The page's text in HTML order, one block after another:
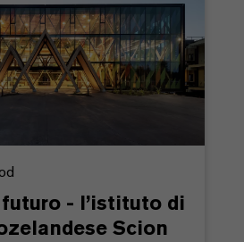
- l’istituto di
Scion